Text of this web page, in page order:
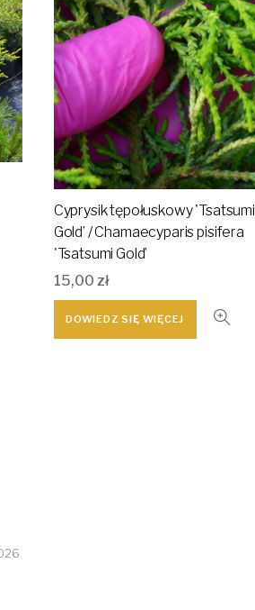
Cyprysik tępołuskowy 'Tsatsumi
Gold’ / Chamaecyparis pisifera
'Tsatsumi Gold’
15,00 zł
DOWIEDZ SIĘ WIĘCEJ